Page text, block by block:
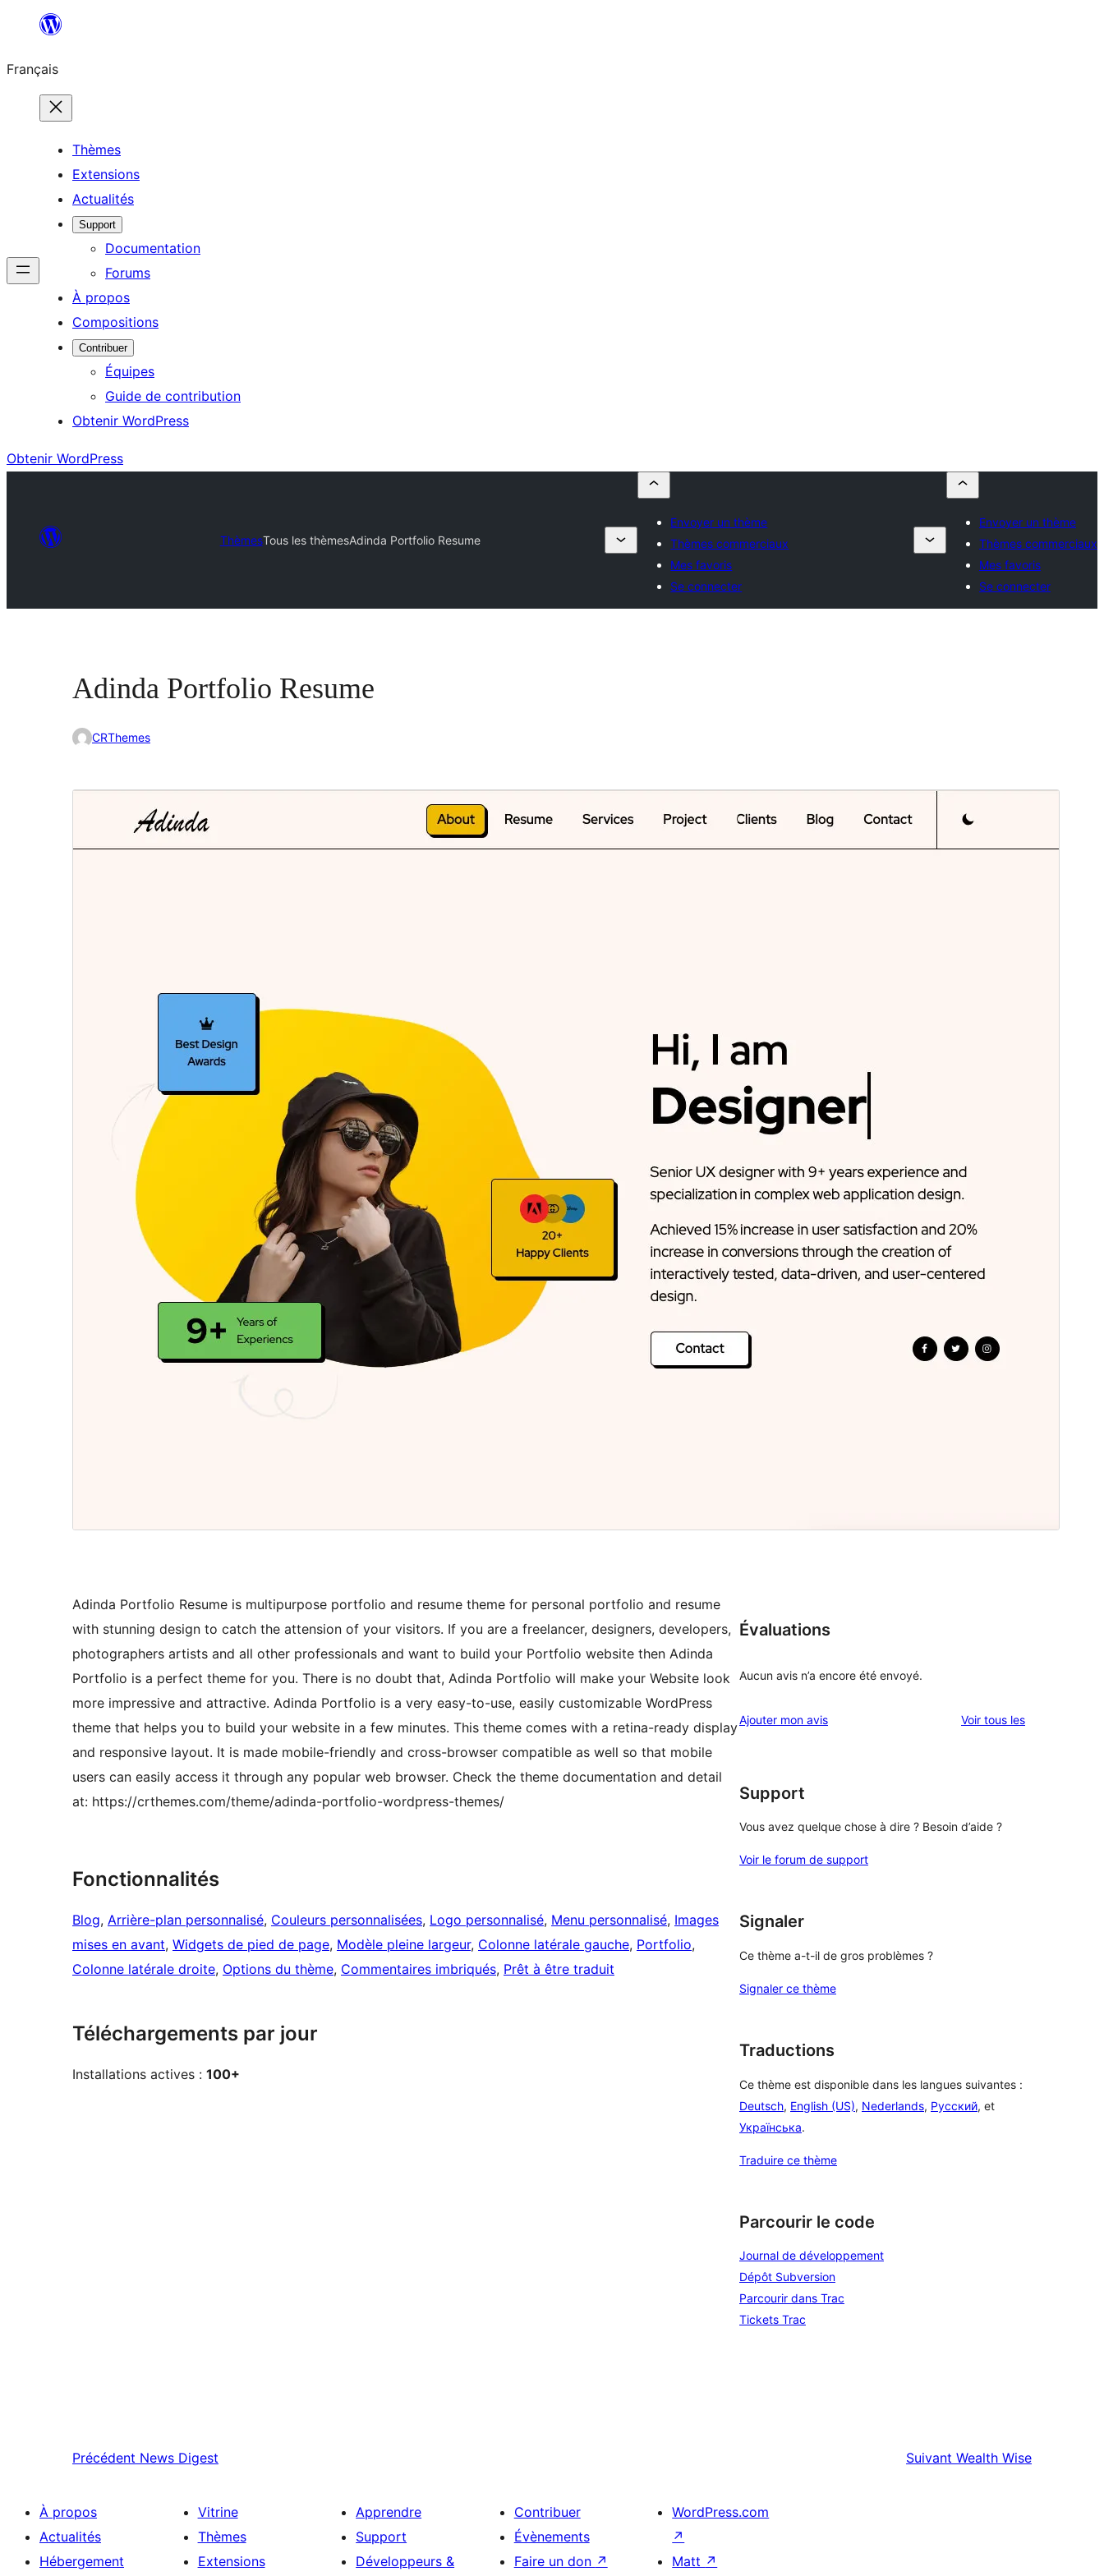
contenu
Français
Thèmes
Extensions
Actualités
Support
Documentation
Forums
À propos
Compositions
Contribuer
Équipes
Guide de contribution
Obtenir WordPress
Obtenir WordPress
ThèmesTous les thèmesAdinda Portfolio Resume
Envoyer un thème
Thèmes commerciaux
Mes favoris
Se connecter
Envoyer un thème
Thèmes commerciaux
Mes favoris
Se connecter
Adinda Portfolio Resume
CRThemes
C’est un thème-enfant deJason Portfolio
Adinda Portfolio Resume is multipurpose portfolio and resume theme for personal portfolio and resume
with stunning design to catch the attension of your visitors. If you are a freelancer, designers, developers,
photographers artists and all other professionals and want to build your Portfolio website then Adinda
Portfolio is a perfect theme for you. There is no doubt that, Adinda Portfolio will make your Website look
more impressive and attractive. Adinda Portfolio is a very easy-to-use, easily customizable WordPress
theme that helps you to build your website in a few minutes. This theme comes with a retina-ready display
and responsive layout. It is made mobile-friendly and cross-browser compatible as well so that mobile
users can easily access it through any popular web browser. Check the theme documentation and detail
at: https://crthemes.com/theme/adinda-portfolio-wordpress-themes/
Fonctionnalités
Blog, Arrière-plan personnalisé, Couleurs personnalisées, Logo personnalisé, Menu personnalisé, Images
mises en avant, Widgets de pied de page, Modèle pleine largeur, Colonne latérale gauche, Portfolio
Colonne latérale droite, Options du thème, Commentaires imbriqués, Prêt à être traduit
Téléchargements par jour
Installations actives : 100+
Évaluations
Aucun avis n’a encore été envoyé.
Ajouter mon avis Voir tous lesavis
Support
Vous avez quelque chose à dire ? Besoin d’aide ?
Voir le forum de support
Signaler
Ce thème a-t-il de gros problèmes ?
Signaler ce thème
Traductions
Ce thème est disponible dans les langues suivantes :
Deutsch, English (US), Nederlands, Русский, et
Українська.
Traduire ce thème
Parcourir le code
Journal de développement
Dépôt Subversion
Parcourir dans Trac
Tickets Trac
Précédent News Digest Suivant Wealth Wise
À propos
Actualités
Hébergement
Vitrine
Thèmes
Extensions
Apprendre
Support
Développeurs &
Contribuer
Évènements
Faire un don ↗
WordPress.com
↗
Matt ↗